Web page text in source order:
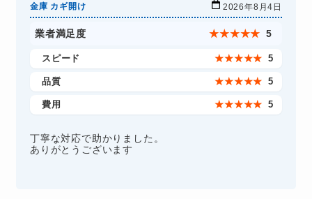
金庫 カギ開け
2026年8月4日
業者満足度 ★★★★★ 5
スピード ★★★★★ 5
品質 ★★★★★ 5
費用 ★★★★★ 5
丁寧な対応で助かりました。
ありがとうございます